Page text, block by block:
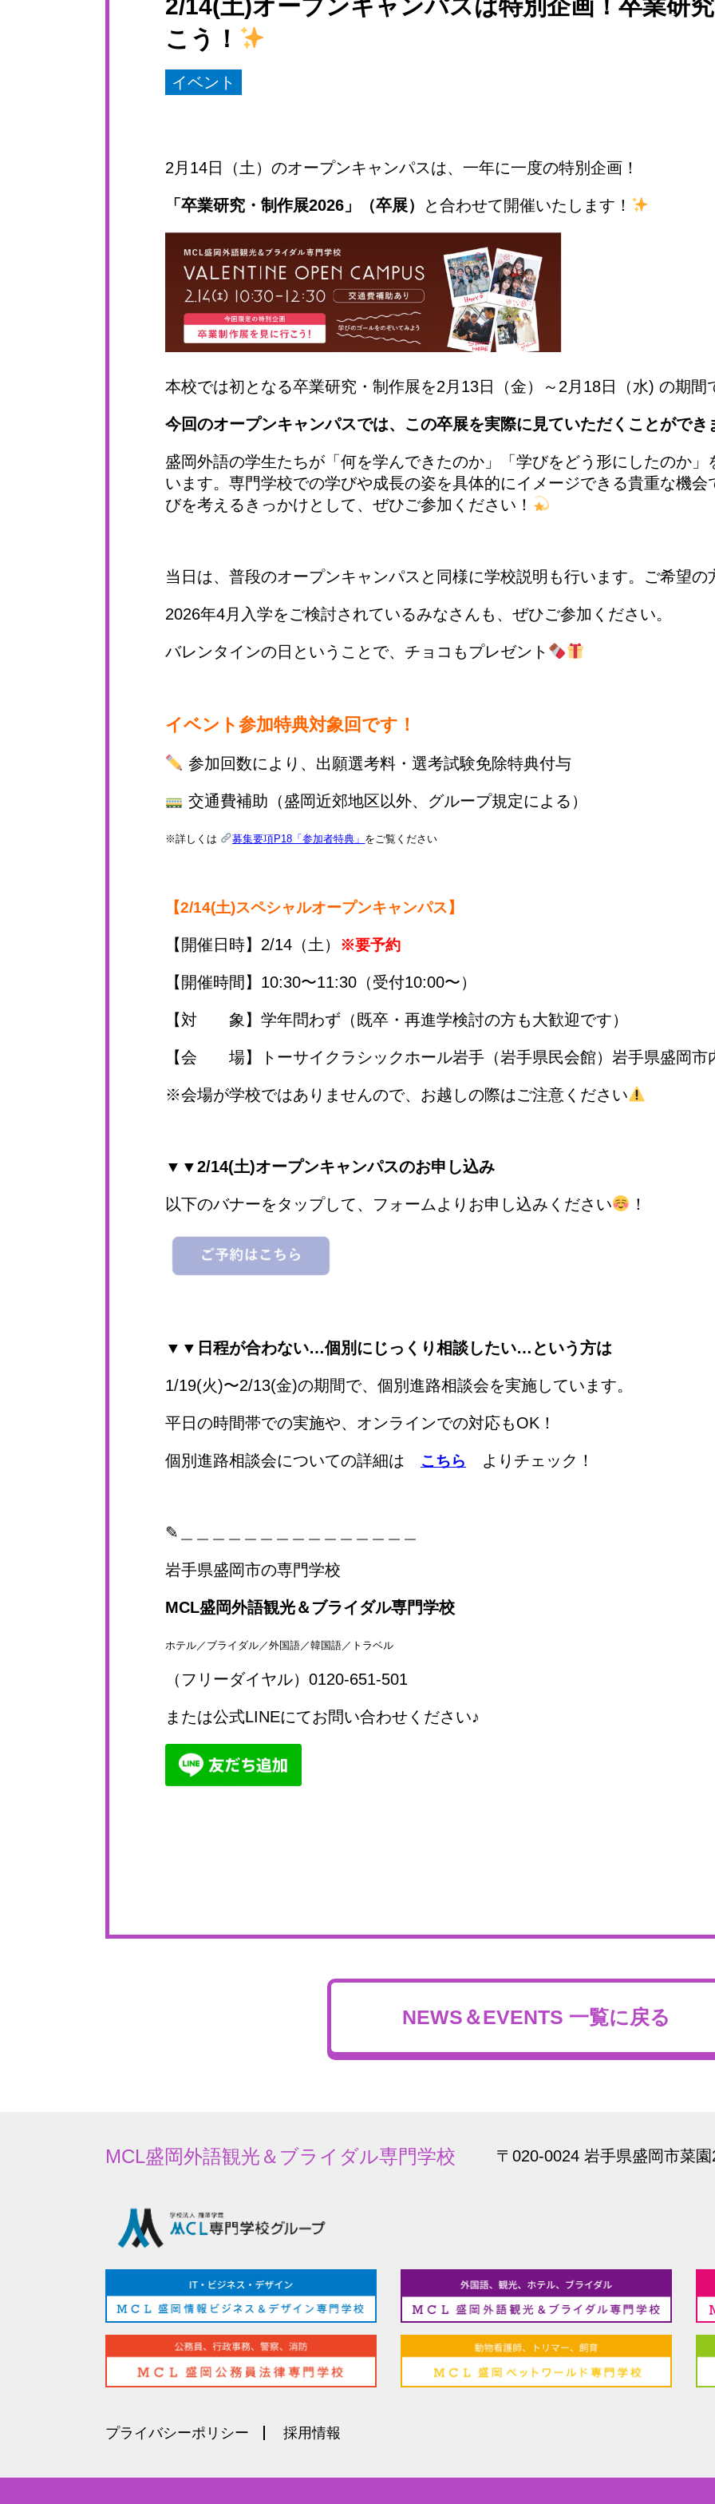
2/14(土)オープンキャンパスは特別企画！卒業研
こう！
イベント
2月14日（土）のオープンキャンパスは、一年に一度の特別企画！
「卒業研究・制作展2026」（卒展） と合わせて開催いたします！
本校では初となる卒業研究・制作展を2月13日（金）～2月18日（水) の期間
今回のオープンキャンパスでは、この卒展を実際に見ていただくことができ
盛岡外語の学生たちが「何を学んできたのか」「学びをどう形にしたのか」
います。専門学校での学びや成長の姿を具体的にイメージできる貴重な機会
びを考えるきっかけとして、ぜひご参加ください！
当日は、普段のオープンキャンパスと同様に学校説明も行います。ご希望の
2026年4月入学をご検討されているみなさんも、ぜひご参加ください。
バレンタインの日ということで、チョコもプレゼント
イベント参加特典対象回です！
参加回数により、出願選考料・選考試験免除特典付与
交通費補助（盛岡近郊地区以外、グループ規定による）
※詳しくは 募集要項P18「参加者特典」 をご覧ください
【2/14(土)スペシャルオープンキャンパス】
【開催日時】2/14（土） ※要予約
【開催時間】10:30〜11:30（受付10:00〜）
【対 象】学年問わず（既卒・再進学検討の方も大歓迎です）
【会 場】トーサイクラシックホール岩手（岩手県民会館）岩手県盛岡市
※会場が学校ではありませんので、お越しの際はご注意ください
▼▼2/14(土)オープンキャンパスのお申し込み
以下のバナーをタップして、フォームよりお申し込みください ！
▼▼日程が合わない…個別にじっくり相談したい…という方は
1/19(火)〜2/13(金)の期間で、個別進路相談会を実施しています。
平日の時間帯での実施や、オンラインでの対応もOK！
個別進路相談会についての詳細は こちら よりチェック！
✎＿＿＿＿＿＿＿＿＿＿＿＿＿＿＿
岩手県盛岡市の専門学校
MCL盛岡外語観光＆ブライダル専門学校
ホテル／ブライダル／外国語／韓国語／トラベル
（フリーダイヤル）0120-651-501
または公式LINEにてお問い合わせください♪
NEWS＆EVENTS 一覧に戻る
MCL盛岡外語観光＆ ブライダル専門学校 〒020-0024 岩手県盛岡市菜
プライバシーポリシー 採用情報